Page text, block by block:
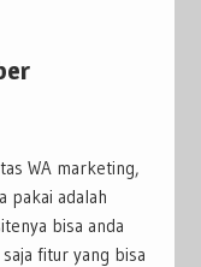
WA marketing,
pakai adalah
bisa anda
fitur yang bisa